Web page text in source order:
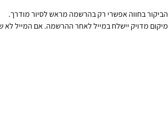
הביקור בחווה אפשרי רק בהרשמה מראש לסיור מודרך.
מיקום מדויק יישלח במייל לאחר ההרשמה. אם המייל